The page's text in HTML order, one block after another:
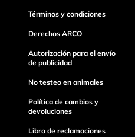
Términos y condiciones
Derechos ARCO
Autorización para el envío
de publicidad
No testeo en animales
Política de cambios y
devoluciones
Libro de reclamaciones